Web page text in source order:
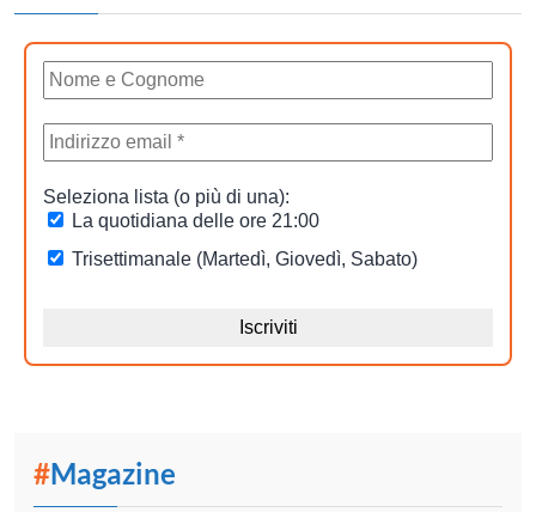
#Magazine